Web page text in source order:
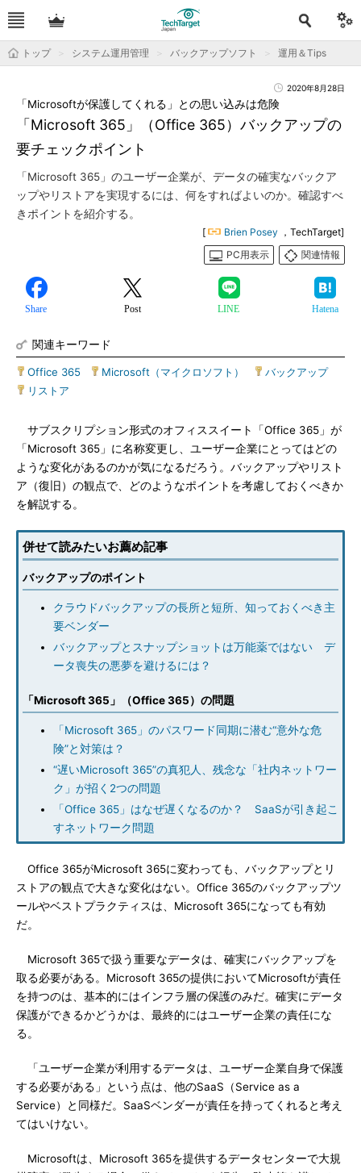
トップ システム運用管理 バックアップソフト 運用＆Tips
2020年8月28日
「Microsoft 365」（Office 365）バックアップの
要チェックポイント
「Microsoftが保護してくれる」との思い込みは危険
「Microsoft 365」のユーザー企業が、データの確実なバックア
ップやリストアを実現するには、何をすればよいのか。確認すべ
きポイントを紹介する。
[ Brien Posey ，TechTarget]
PC用表示
関連情報
Share Post LINE Hatena
関連キーワード
Office 365 Microsoft（マイクロソフト） バックアップ|
リストア
サブスクリプション形式のオフィススイート「Office 365」が
「Microsoft 365」に名称変更し、ユーザー企業にとってはどの
ような変化があるのかが気になるだろう。バックアップやリスト
ア（復旧）の観点で、どのようなポイントを考慮しておくべきか
を解説する。
併せて読みたいお薦め記事
バックアップのポイント
クラウドバックアップの長所と短所、知っておくべき主
要ベンダー
バックアップとスナップショットは万能薬ではない デ
ータ喪失の悪夢を避けるには？
「Microsoft 365」（Office 365）の問題
「Microsoft 365」のパスワード同期に潜む“意外な危
険”と対策は？
“遅いMicrosoft 365”の真犯人、残念な「社内ネットワー
ク」が招く2つの問題
「Office 365」はなぜ遅くなるのか？ SaaSが引き起こ
すネットワーク問題
Office 365がMicrosoft 365に変わっても、バックアップとリ
ストアの観点で大きな変化はない。Office 365のバックアップツ
ールやベストプラクティスは、Microsoft 365になっても有効
だ。
Microsoft 365で扱う重要なデータは、確実にバックアップを
取る必要がある。Microsoft 365の提供においてMicrosoftが責任
を持つのは、基本的にはインフラ層の保護のみだ。確実にデータ
保護ができるかどうかは、最終的にはユーザー企業の責任にな
る。
「ユーザー企業が利用するデータは、ユーザー企業自身で保護
する必要がある」という点は、他のSaaS（Service as a
Service）と同様だ。SaaSベンダーが責任を持ってくれると考え
てはいけない。
Microsoftは、Microsoft 365を提供するデータセンターで大規